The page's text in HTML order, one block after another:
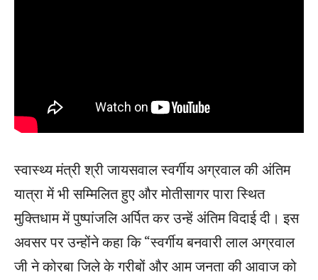
स्वास्थ्य मंत्री श्री जायसवाल स्वर्गीय अग्रवाल की अंतिम
यात्रा में भी सम्मिलित हुए और मोतीसागर पारा स्थित
मुक्तिधाम में पुष्पांजलि अर्पित कर उन्हें अंतिम विदाई दी। इस
अवसर पर उन्होंने कहा कि “स्वर्गीय बनवारी लाल अग्रवाल
जी ने कोरबा जिले के गरीबों और आम जनता की आवाज को